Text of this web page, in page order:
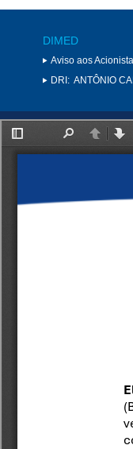
DIMED
Aviso aos
DRI: ANTÔNIO